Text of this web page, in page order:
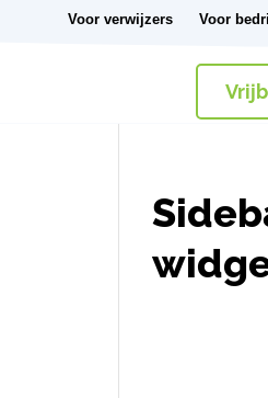
Voor verwijzers Voor